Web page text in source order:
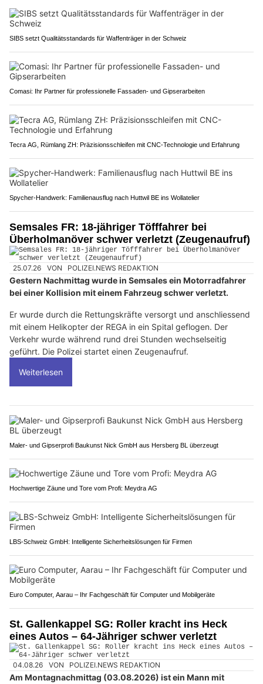
SIBS setzt Qualitätsstandards für Waffenträger in der Schweiz
Comasi: Ihr Partner für professionelle Fassaden- und Gipserarbeiten
Tecra AG, Rümlang ZH: Präzisionsschleifen mit CNC-Technologie und Erfahrung
Spycher-Handwerk: Familienausflug nach Huttwil BE ins Wollatelier
Semsales FR: 18-jähriger Töfffahrer bei
Überholmanöver schwer verletzt (Zeugenaufruf)
25.07.26 VON POLIZEI.NEWS REDAKTION
Gestern Nachmittag wurde in Semsales ein Motorradfahrer
bei einer Kollision mit einem Fahrzeug schwer verletzt.
Er wurde durch die Rettungskräfte versorgt und anschliessend
mit einem Helikopter der REGA in ein Spital geflogen. Der
Verkehr wurde während rund drei Stunden wechselseitig
geführt. Die Polizei startet einen Zeugenaufruf.
Weiterlesen
Maler- und Gipserprofi Baukunst Nick GmbH aus Hersberg BL überzeugt
Hochwertige Zäune und Tore vom Profi: Meydra AG
LBS-Schweiz GmbH: Intelligente Sicherheitslösungen für Firmen
Euro Computer, Aarau – Ihr Fachgeschäft für Computer und Mobilgeräte
St. Gallenkappel SG: Roller kracht ins Heck
eines Autos – 64-Jähriger schwer verletzt
04.08.26 VON POLIZEI.NEWS REDAKTION
Am Montagnachmittag (03.08.2026) ist ein Mann mit